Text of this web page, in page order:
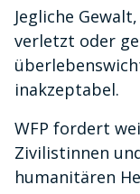
Jegliche
verletzt oder
inakzeptabel.
WFP fordert
Zivilistinnen
humanitären